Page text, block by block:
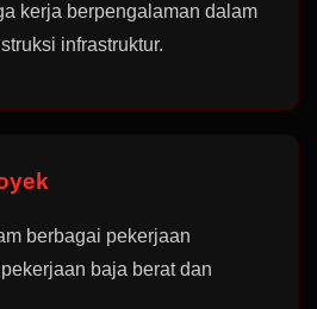
kerja berpengalaman dalam
infrastruktur.
berbagai pekerjaan
baja berat dan